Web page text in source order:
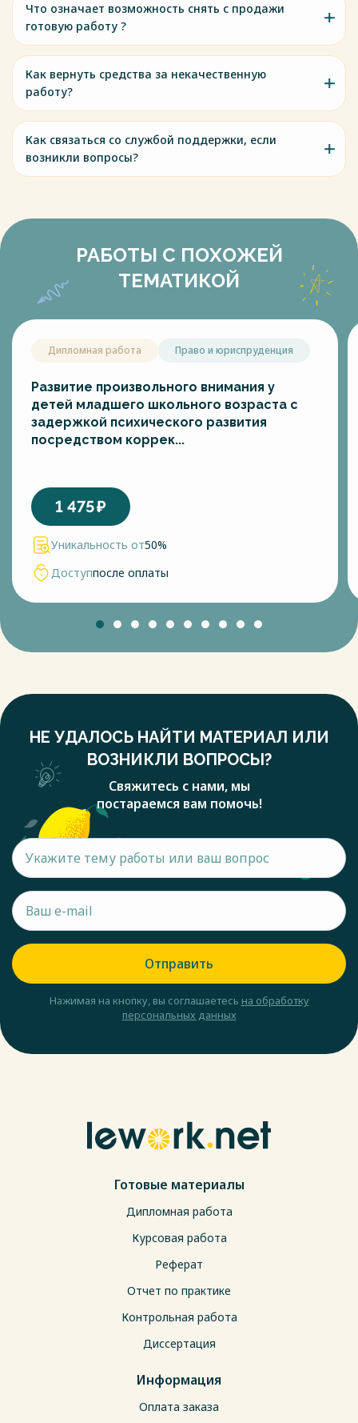
Что означает возможность снять с продажи
готовую работу ?
Как вернуть средства за некачественную
работу?
Как связаться со службой поддержки, если
возникли вопросы?
РАБОТЫ С ПОХОЖЕЙ
ТЕМАТИКОЙ
Дипломная работа Право и юриспруденция
Развитие произвольного внимания у
детей младшего школьного возраста с
задержкой психического развития
посредством коррек...
1 475₽
Уникальность от50%
Доступпосле оплаты
НЕ УДАЛОСЬ НАЙТИ МАТЕРИАЛ ИЛИ
ВОЗНИКЛИ ВОПРОСЫ?
Свяжитесь с нами, мы
постараемся вам помочь!
Отправить
Нажимая на кнопку, вы соглашаетесь на обработку
персональных данных
Готовые материалы
Дипломная работа
Курсовая работа
Реферат
Отчет по практике
Контрольная работа
Диссертация
Информация
Оплата заказа